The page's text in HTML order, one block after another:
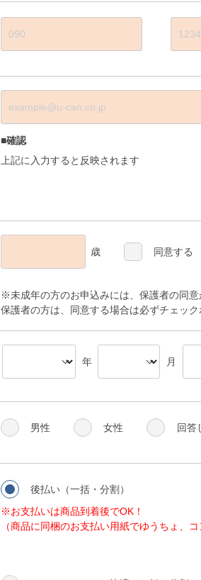
■確認
上記に入力すると反映されます
歳 同意する
※未成年の方のお申込みには、保護者の同意
保護者の方は、同意する場合は必ずチェッ
年 月
男性 女性 回答
後払い（一括・分割）
※お支払いは商品到着後でOK！
（商品に同梱のお支払い用紙でゆうちょ、